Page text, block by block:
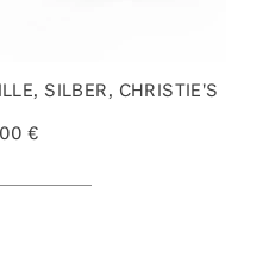
SILBER, CHRISTIE'S
€